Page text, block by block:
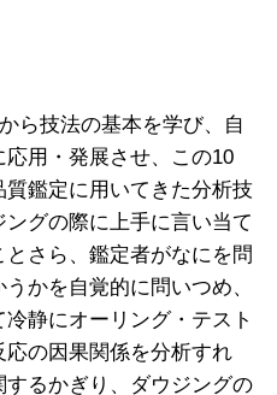
ら技法の基本を学び、自
用・発展させ、この10
鑑定に用いてきた分析技
グの際に上手に言い当て
さら、鑑定者がなにを問
かを自覚的に問いつめ、
静にオーリング・テスト
の因果関係を分析すれ
るかぎり、ダウジングの